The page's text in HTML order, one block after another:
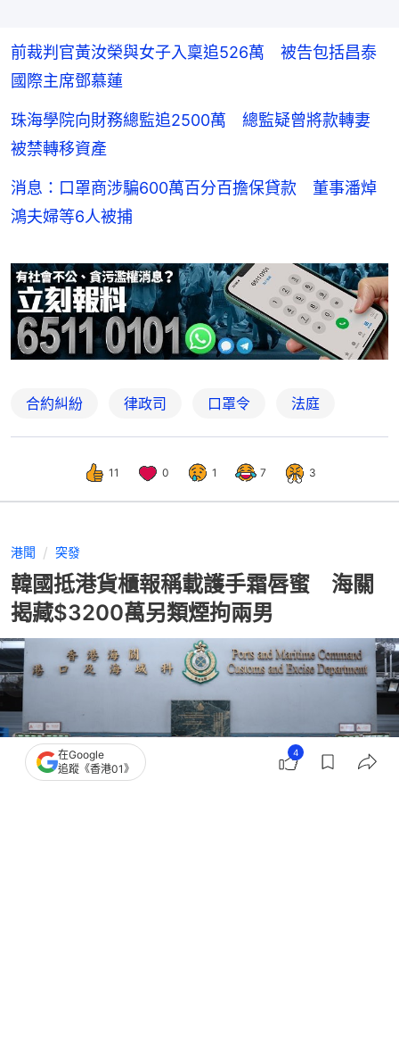
前裁判官黃汝榮與女子入稟追526萬 被告包括昌泰
國際主席鄧慕蓮
珠海學院向財務總監追2500萬 總監疑曾將款轉妻
被禁轉移資產
消息：口罩商涉騙600萬百分百擔保貸款 董事潘焯
鴻夫婦等6人被捕
合約糾紛 律政司 口罩令 法庭
11 0 1 7 3
港聞 突發
韓國抵港貨櫃報稱載護手霜唇蜜 海關
揭藏$3200萬另類煙拘兩男
在Google
追蹤《香港01》
4